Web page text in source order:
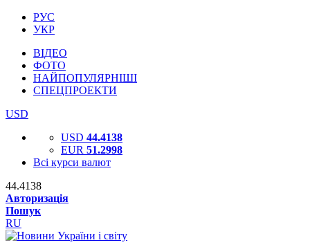
РУС
УКР
ВІДЕО
ФОТО
НАЙПОПУЛЯРНІШІ
СПЕЦПРОЕКТИ
USD
USD 44.4138
EUR 51.2998
Всі курси валют
44.4138
Авторизація
Пошук
RU